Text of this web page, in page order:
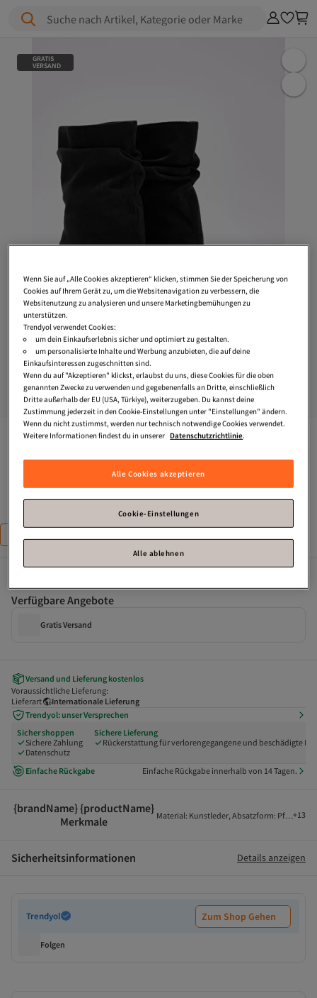
Suche nach Artikel, Kategorie oder Marke
GRATIS
VERSAND
Trendyol ShoesSchwarze Wildleder-Stiefeletten mit spitzer
TAKAW26BO00088
Zahle deine Rechnung innerhalb von 30 Tagen – kostenfrei.
Verfügbare Angebote
Gratis Versand
Versand und Lieferung kostenlos
Voraussichtliche Lieferung:
Lieferart
Internationale Lieferung
Trendyol: unser Versprechen
Sicher shoppen
Sichere Zahlung
Datenschutz
Sichere Lieferung
Rückerstattung für verlorengegangene und beschädigte
Einfache Rückgabe Einfache Rückgabe innerhalb von 14 Tagen.
{brandName} {productName}
Merkmale
Material: Kunstleder,Absatzform: +13
Sicherheitsinformationen Details anzeigen
Trendyol Zum Shop Gehen
Folgen
Wenn Sie auf „Alle Cookies akzeptieren“ klicken, stimmen Sie der Speicherung von
Cookies auf Ihrem Gerät zu, um die Websitenavigation zu verbessern, die
Websitenutzung zu analysieren und unsere Marketingbemühungen zu
unterstützen.
Trendyol verwendet Cookies:
um dein Einkaufserlebnis sicher und optimiert zu gestalten.
um personalisierte Inhalte und Werbung anzubieten, die auf deine
Einkaufsinteressen zugeschnitten sind.
Wenn du auf "Akzeptieren" klickst, erlaubst du uns, diese Cookies für die oben
genannten Zwecke zu verwenden und gegebenenfalls an Dritte, einschließlich
Dritte außerhalb der EU (USA, Türkiye), weiterzugeben. Du kannst deine
Zustimmung jederzeit in den Cookie-Einstellungen unter "Einstellungen" ändern.
Wenn du nicht zustimmst, werden nur technisch notwendige Cookies verwendet.
Weitere Informationen findest du in unserer Datenschutzrichtlinie.
Alle Cookies akzeptieren
Cookie-Einstellungen
Alle ablehnen